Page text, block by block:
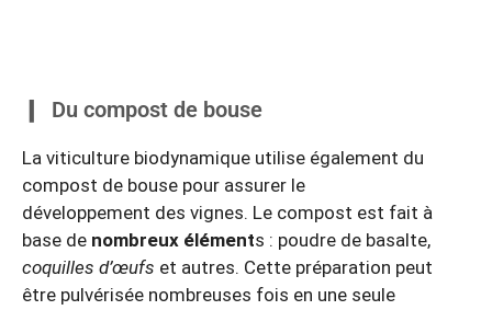
Du compost de bouse
La viticulture biodynamique utilise également du
compost de bouse pour assurer le
développement des vignes. Le compost est fait à
base de nombreux éléments : poudre de basalte,
coquilles d’œufs et autres. Cette préparation peut
être pulvérisée nombreuses fois en une seule